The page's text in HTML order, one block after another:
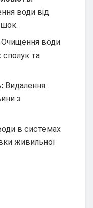
води від
Очищення води
сполук та
Видалення
з
в системах
живильної